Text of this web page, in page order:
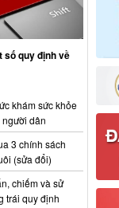
số quy định về
khám sức khỏe
dân
3 chính sách
(sửa đổi)
chiếm và sử
trái quy định